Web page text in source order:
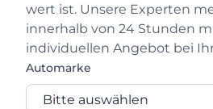
wert ist. Unsere Experten
innerhalb von 24 Stunden
individuellen Angebot bei
Automarke